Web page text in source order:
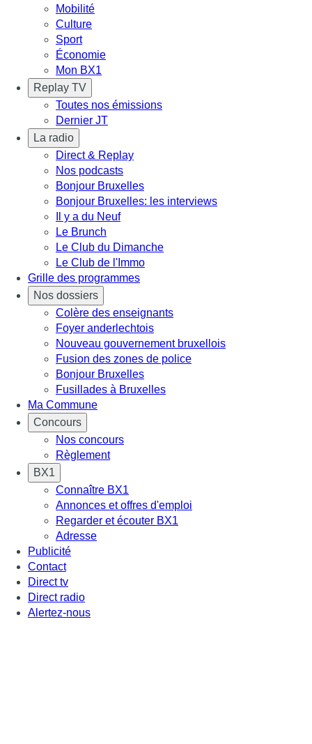
Mobilité
Culture
Sport
Économie
Mon BX1
Replay TV
Toutes nos émissions
Dernier JT
La radio
Direct & Replay
Nos podcasts
Bonjour Bruxelles
Bonjour Bruxelles: les interviews
Il y a du Neuf
Le Brunch
Le Club du Dimanche
Le Club de l'Immo
Grille des programmes
Nos dossiers
Colère des enseignants
Foyer anderlechtois
Nouveau gouvernement bruxellois
Fusion des zones de police
Bonjour Bruxelles
Fusillades à Bruxelles
Ma Commune
Concours
Nos concours
Règlement
BX1
Connaître BX1
Annonces et offres d'emploi
Regarder et écouter BX1
Adresse
Publicité
Contact
Direct tv
Direct radio
Alertez-nous